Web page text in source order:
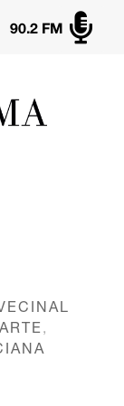

90.2 FM
,